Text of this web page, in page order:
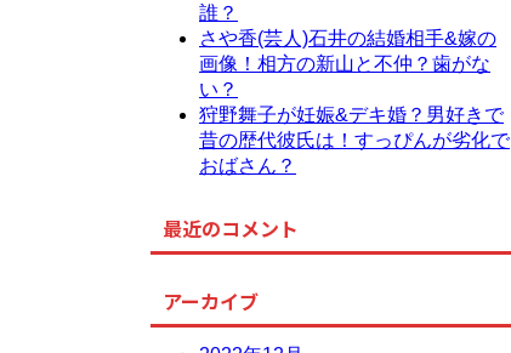
誰？
さや香(芸人)石井の結婚相手&嫁の
画像！相方の新山と不仲？歯がな
い？
狩野舞子が妊娠&デキ婚？男好きで
昔の歴代彼氏は！すっぴんが劣化で
おばさん？
最近のコメント
アーカイブ